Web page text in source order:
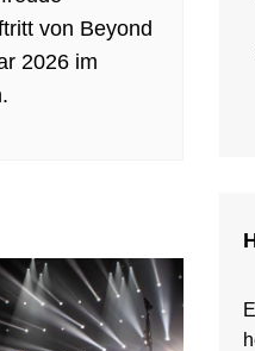
von Beyond
2026 im